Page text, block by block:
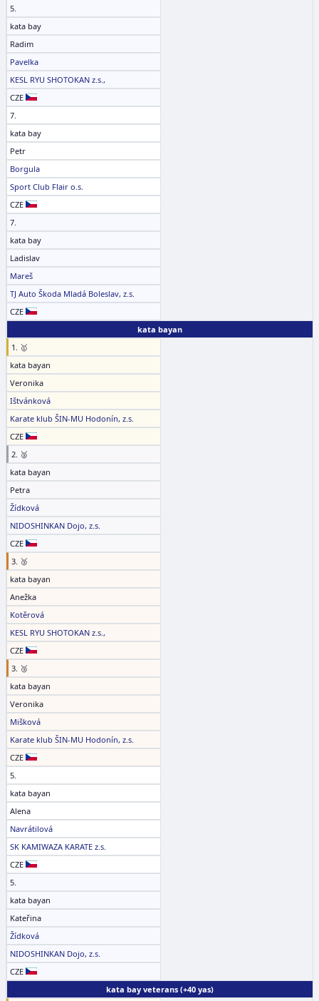
5.
kata bay
Radim
Pavelka
KESL RYU SHOTOKAN z.s.,
CZE
7.
kata bay
Petr
Borgula
Sport Club Flair o.s.
CZE
7.
kata bay
Ladislav
Mareš
TJ Auto Škoda Mladá Boleslav, z.s.
CZE
kata bayan
1. 🥇
kata bayan
Veronika
Ištvánková
Karate klub ŠIN-MU Hodonín, z.s.
CZE
2. 🥈
kata bayan
Petra
Žídková
NIDOSHINKAN Dojo, z.s.
CZE
3. 🥉
kata bayan
Anežka
Kotěrová
KESL RYU SHOTOKAN z.s.,
CZE
3. 🥉
kata bayan
Veronika
Mišková
Karate klub ŠIN-MU Hodonín, z.s.
CZE
5.
kata bayan
Alena
Navrátilová
SK KAMIWAZA KARATE z.s.
CZE
5.
kata bayan
Kateřina
Žídková
NIDOSHINKAN Dojo, z.s.
CZE
kata bay veterans (+40 yas)